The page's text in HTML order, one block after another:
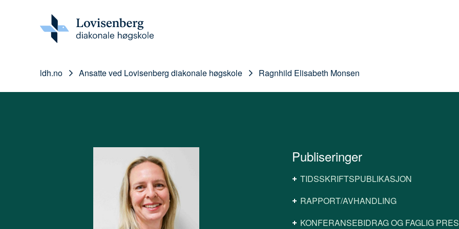
ldh.no Ansatte ved Lovisenberg diakonale høgskole Ragnhild Elisabeth Monsen
Publiseringer
TIDSSKRIFTSPUBLIKASJON
RAPPORT/AVHANDLING
KONFERANSEBIDRAG OG FAGLIG